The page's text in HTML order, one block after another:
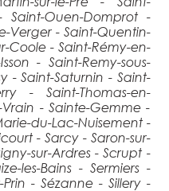
Saint-Ouen-Domprot -
Verger - Saint-Quentin-
Coole - Saint-Rémy-en-
- Saint-Remy-sous-
- Saint-Saturnin - Saint-
- Saint-Thomas-en-
- Sainte-Gemme -
du-Lac-Nuisement -
- Sarcy - Saron-sur-
sur-Ardres - Scrupt -
les-Bains - Sermiers -
- Sézanne - Sillery -